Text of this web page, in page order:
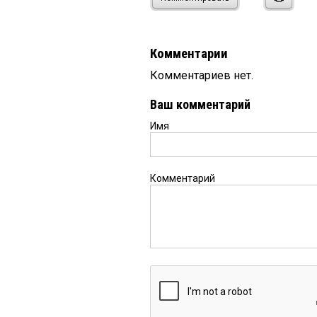
Комментарии
Комментариев нет.
Ваш комментарий
Имя
Комментарий